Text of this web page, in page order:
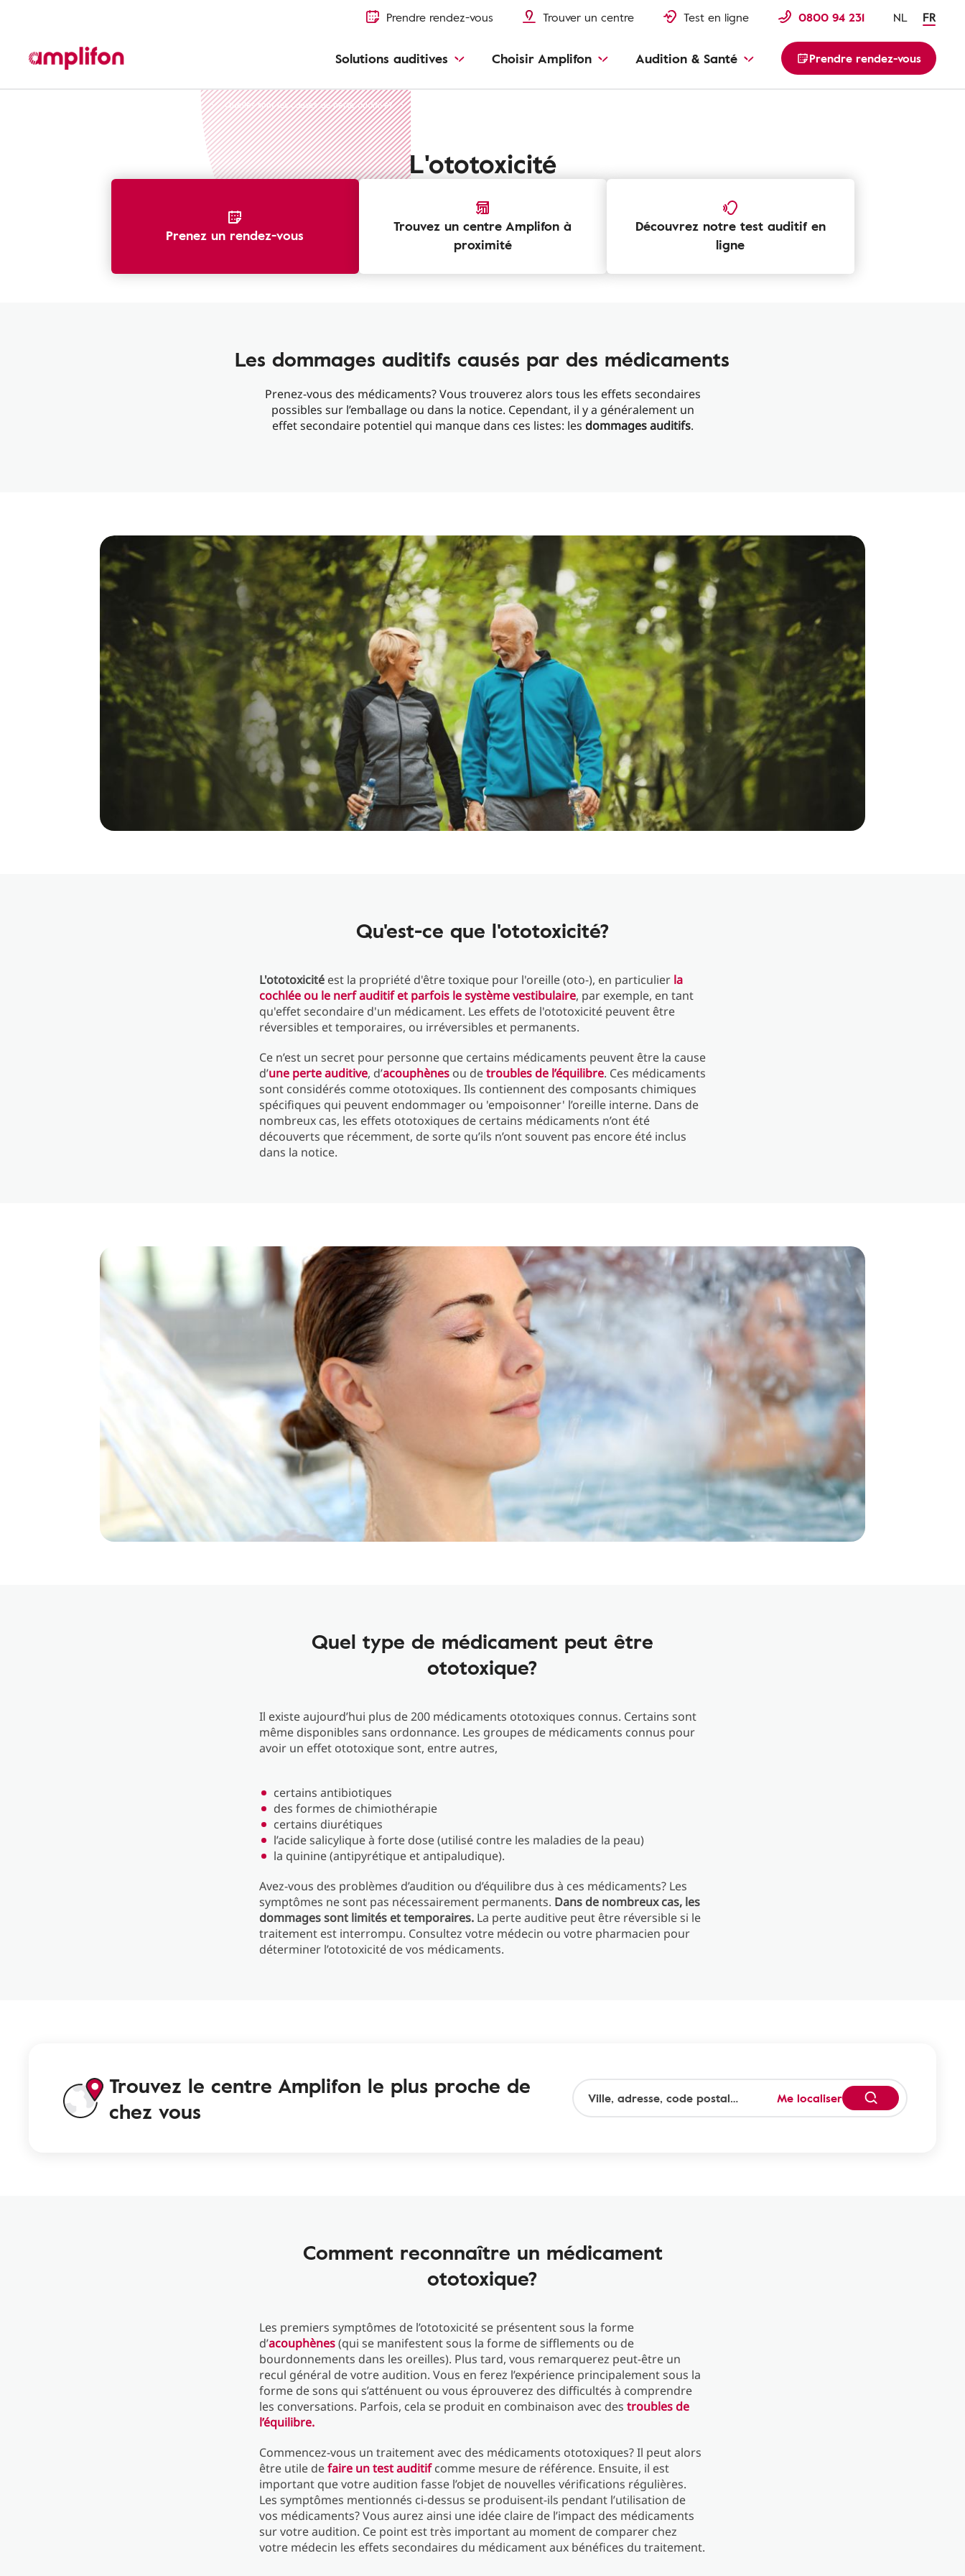
Prendre rendez-vous Trouver un centre Test en ligne 0800 94 231 NL FR
Solutions auditives Choisir Amplifon Audition & Santé Prendre rendez-vous
La perte auditive : types, symptômes, causes Quelles sont les causes de perte auditive?
L'ototoxicité
Prenez un rendez-vous
Trouvez un centre Amplifon à
proximité
Découvrez notre test auditif en
ligne
Les dommages auditifs causés par des médicaments
Prenez-vous des médicaments? Vous trouverez alors tous les effets secondaires
possibles sur l’emballage ou dans la notice. Cependant, il y a généralement un
effet secondaire potentiel qui manque dans ces listes: les dommages auditifs.
Qu'est-ce que l'ototoxicité?
L'ototoxicité est la propriété d'être toxique pour l'oreille (oto-), en particulier la
cochlée ou le nerf auditif et parfois le système vestibulaire, par exemple, en tant
qu'effet secondaire d'un médicament. Les effets de l'ototoxicité peuvent être
réversibles et temporaires, ou irréversibles et permanents.
Ce n’est un secret pour personne que certains médicaments peuvent être la cause
d’une perte auditive, d’acouphènes ou detroubles de l’équilibre. Ces médicaments
sont considérés comme ototoxiques. Ils contiennent des composants chimiques
spécifiques qui peuvent endommager ou 'empoisonner' l’oreille interne. Dans de
nombreux cas, les effets ototoxiques de certains médicaments n’ont été
découverts que récemment, de sorte qu’ils n’ont souvent pas encore été inclus
dans la notice.
Quel type de médicament peut être
ototoxique?
Il existe aujourd’hui plus de 200 médicaments ototoxiques connus. Certains sont
même disponibles sans ordonnance. Les groupes de médicaments connus pour
avoir un effet ototoxique sont, entre autres,
certains antibiotiques
des formes de chimiothérapie
certains diurétiques
l’acide salicylique à forte dose (utilisé contre les maladies de la peau)
la quinine (antipyrétique et antipaludique).
Avez-vous des problèmes d’audition ou d’équilibre dus à ces médicaments? Les
symptômes ne sont pas nécessairement permanents. Dans de nombreux cas, les
dommages sont limités et temporaires. La perte auditive peut être réversible si le
traitement est interrompu. Consultez votre médecin ou votre pharmacien pour
déterminer l’ototoxicité de vos médicaments.
Trouvez le centre Amplifon le plus proche de
chez vous
Me localiser
Comment reconnaître un médicament
ototoxique?
Les premiers symptômes de l’ototoxicité se présentent sous la forme
d’acouphènes(qui se manifestent sous la forme de sifflements ou de
bourdonnements dans les oreilles). Plus tard, vous remarquerez peut-être un
recul général de votre audition. Vous en ferez l’expérience principalement sous la
forme de sons qui s’atténuent ou vous éprouverez des difficultés à comprendre
les conversations. Parfois, cela se produit en combinaison avec des troubles de
l’équilibre.
Commencez-vous un traitement avec des médicaments ototoxiques? Il peut alors
être utile defaire un test auditifcomme mesure de référence. Ensuite, il est
important que votre audition fasse l’objet de nouvelles vérifications régulières.
Les symptômes mentionnés ci-dessus se produisent-ils pendant l’utilisation de
vos médicaments? Vous aurez ainsi une idée claire de l’impact des médicaments
sur votre audition. Ce point est très important au moment de comparer chez
votre médecin les effets secondaires du médicament aux bénéfices du traitement.